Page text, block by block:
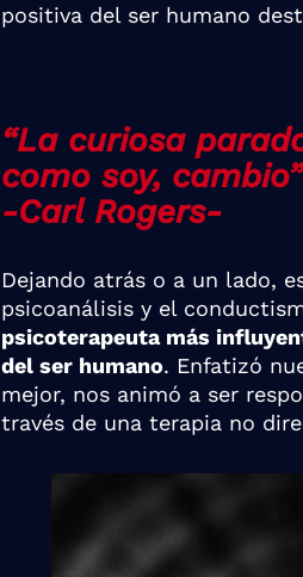
positiva del ser humano
“La curiosa
como soy, cambio”
-Carl Rogers-
Dejando atrás o a un lado,
psicoanálisis y el
psicoterapeuta más
del ser humano. Enfatizó
mejor, nos animó a ser
través de una terapia no